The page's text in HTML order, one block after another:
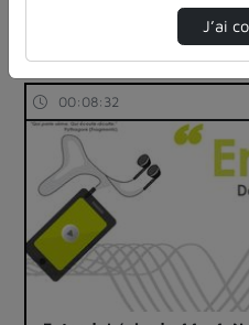
entendu-des-confs-a-
85 vidéos trouvées
00:08:32
J’ai